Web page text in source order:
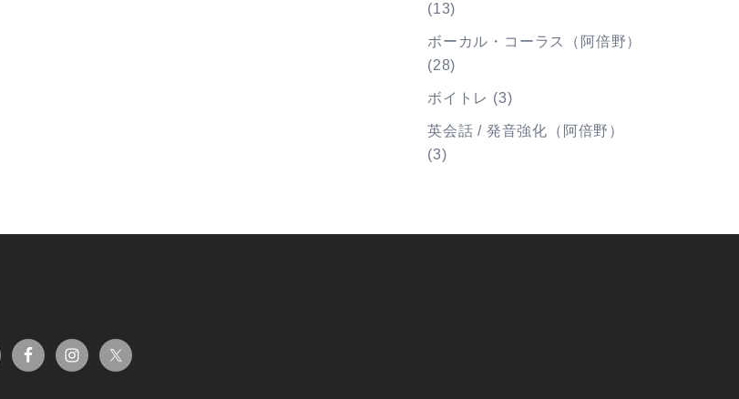
(13)
ボーカル・コーラス（阿倍野）
(28)
ボイトレ (3)
英会話 / 発音強化（阿倍野）
(3)